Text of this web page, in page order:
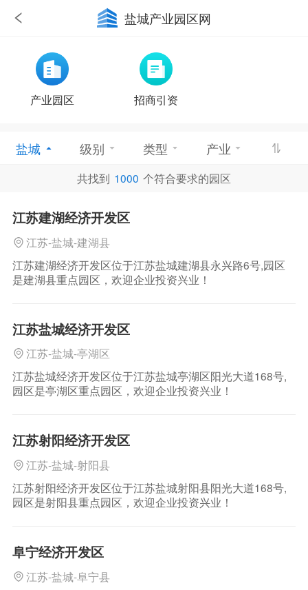
盐城产业园区网
产业园区 招商引资
盐城 级别 类型 产业
共找到 1000 个符合要求的园区
江苏建湖经济开发区
江苏-盐城-建湖县
江苏建湖经济开发区位于江苏盐城建湖县永兴路6号,园区
是建湖县重点园区，欢迎企业投资兴业！
江苏盐城经济开发区
江苏-盐城-亭湖区
江苏盐城经济开发区位于江苏盐城亭湖区阳光大道168号,
园区是亭湖区重点园区，欢迎企业投资兴业！
江苏射阳经济开发区
江苏-盐城-射阳县
江苏射阳经济开发区位于江苏盐城射阳县阳光大道168号,
园区是射阳县重点园区，欢迎企业投资兴业！
阜宁经济开发区
江苏-盐城-阜宁县